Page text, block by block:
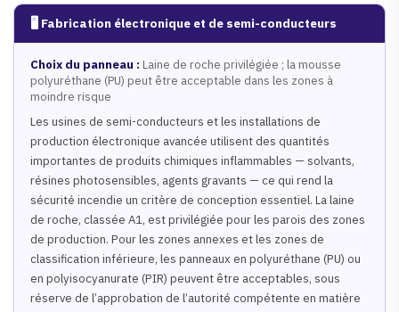
🖥️ Fabrication électronique et de semi-conducteurs
Choix du panneau : Laine de roche privilégiée ; la mousse
polyuréthane (PU) peut être acceptable dans les zones à
moindre risque
Les usines de semi-conducteurs et les installations de
production électronique avancée utilisent des quantités
importantes de produits chimiques inflammables — solvants,
résines photosensibles, agents gravants — ce qui rend la
sécurité incendie un critère de conception essentiel. La laine
de roche, classée A1, est privilégiée pour les parois des zones
de production. Pour les zones annexes et les zones de
classification inférieure, les panneaux en polyuréthane (PU) ou
en polyisocyanurate (PIR) peuvent être acceptables, sous
réserve de l’approbation de l’autorité compétente en matière